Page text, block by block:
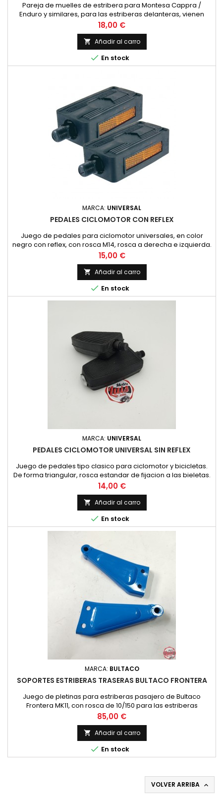
Pareja de muelles de estribera para Montesa Cappra /
Enduro y similares, para las estriberas delanteras, vienen
largos para que cada cual les modifique las puntas en
funcion de las necesidades, uno es con la espiral a derechas
y otro a izquierdas. Precio por pareja.
Precio
18,00 €
 Añadir al carro
 En stock
MARCA: UNIVERSAL
PEDALES CICLOMOTOR CON REFLEX
Juego de pedales para ciclomotor universales, en color
negro con reflex, con rosca M14, rosca a derecha e izquierda.
Precio
15,00 €
 Añadir al carro
 En stock
MARCA: UNIVERSAL
PEDALES CICLOMOTOR UNIVERSAL SIN REFLEX
Juego de pedales tipo clasico para ciclomotor y bicicletas.
De forma triangular, rosca estandar de fijacion a las bieletas.
Un pedal tiene rosca a derechas y otro rosca a izquierdas.
Precio
14,00 €
 Añadir al carro
 En stock
MARCA: BULTACO
SOPORTES ESTRIBERAS TRASERAS BULTACO FRONTERA
Juego de pletinas para estriberas pasajero de Bultaco
Frontera MK11, con rosca de 10/150 para las estriberas
Precio
85,00 €
 Añadir al carro
 En stock
VOLVER ARRIBA 